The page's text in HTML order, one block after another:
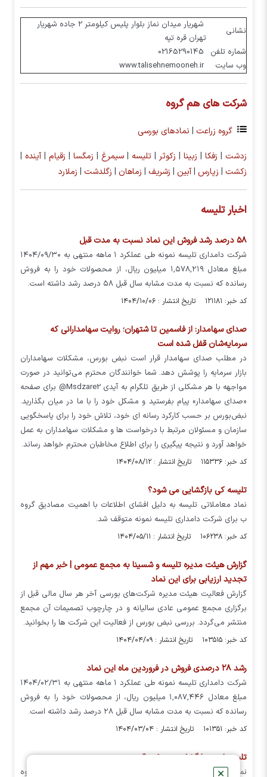
نشانی
شهریار میدان نماز بلوار پلیس کیلومتر 2 جاده شهریار
تهران قره تپه
شماره تلفن
وب سایت
www.talisehnemooneh.ir
شرکت های هم گروه
گروه زراعت | نمادهای بورسی
زدشت | زفکا | زبینا | زکوثر | تلیسه | سیمرغ | زمگسا | زقیام |آینده |
زکشت | زپارس |آبین | زشریف | زماهان | زگلدشت | زملارد
اخبار تلیسه
۵۸ درصد رشد فروش این نماد نسبت به مدت قبل
شرکت دامداری تلیسه نمونه طی عملکرد ۱ ماهه منتهی به ۱۴۰۴/۰۹/۳۰
مبلغ معادل ۱,۵۷۸,۲۱۹ میلیون ریال، از محصولات خود را به فروش
رسانده که نسبت به مدت مشابه سال قبل ۵۸ درصد رشد داشته است.
کد خبر: ۱۲۱۱۸۱ تاریخ انتشار : ۱۴۰۴/۱۰/۰۶
صدای سهامدار: از فاسمین تا شتهران؛ روایت سهامدارانی که
سرمایه‌شان قفل شده است
در مطلب صدای سهامدار قرار است نبض بورس، مشکلات سهامداران
بازار سرمایه را پوشش دهد. شما خوانندگان محترم می‌توانید در صورت
مواجهه با هر مشکلی از طریق تلگرام به آیدی Msdzare2@ برای صفحه
«صدای سهامدار» پیام بفرستید و مشکل خود را با ما در میان بگذارید.
نبض‌بورس بر حسب کارکرد رسانه ای خود، تلاش خود را برای پاسخگویی
سازمان و مسئولان مرتبط با درخواست ها و مشکلات سهامداران به عمل
خواهد آورد و نتیجه پیگیری را برای اطلاع مخاطبان محترم خواهد رساند.
کد خبر: ۱۱۵۳۳۶ تاریخ انتشار : ۱۴۰۴/۰۸/۱۲
تلیسه کی بازگشایی می شود؟
نماد معاملاتی تلیسه به دلیل افشای اطلاعات با اهمیت مصادیق گروه
ب برای شرکت دامداری تلیسه نمونه متوقف شد.
کد خبر: ۱۰۶۲۳۸ تاریخ انتشار : ۱۴۰۴/۰۵/۱۱
گزارش هیئت مدیره تلیسه و شسینا به مجمع عمومی | خبر مهم از
تجدید ارزیابی برای این نماد
گزارش فعالیت هیئت مدیره شرکت‌های بورسی آخر هر سال مالی قبل از
برگزاری مجمع عمومی عادی سالیانه و در چارچوب تصمیمات آن مجمع
منتشر می‌گردد. بررسی نبض بورس از فعالیت این شرکت‌ ها را بخوانید.
کد خبر: ۱۰۳۵۱۵ تاریخ انتشار : ۱۴۰۴/۰۴/۰۹
رشد ۲۸ درصدی فروش در فروردین ماه این نماد
شرکت دامداری تلیسه نمونه طی عملکرد ۱ ماهه منتهی به ۱۴۰۴/۰۲/۳۱
مبلغ معادل ۱,۰۸۷,۴۴۶ میلیون ریال، از محصولات خود را به فروش
رسانده که نسبت به مدت مشابه سال قبل ۲۸ درصد رشد داشته است.
کد خبر: ۱۰۱۳۵۱ تاریخ انتشار : ۱۴۰۴/۰۳/۰۴
تلیسه امروز بازگشایی می شود؟
نماد معاملاتی تلیسه به دلیل افشای اطلاعات با اهمیت مصادیق گروه